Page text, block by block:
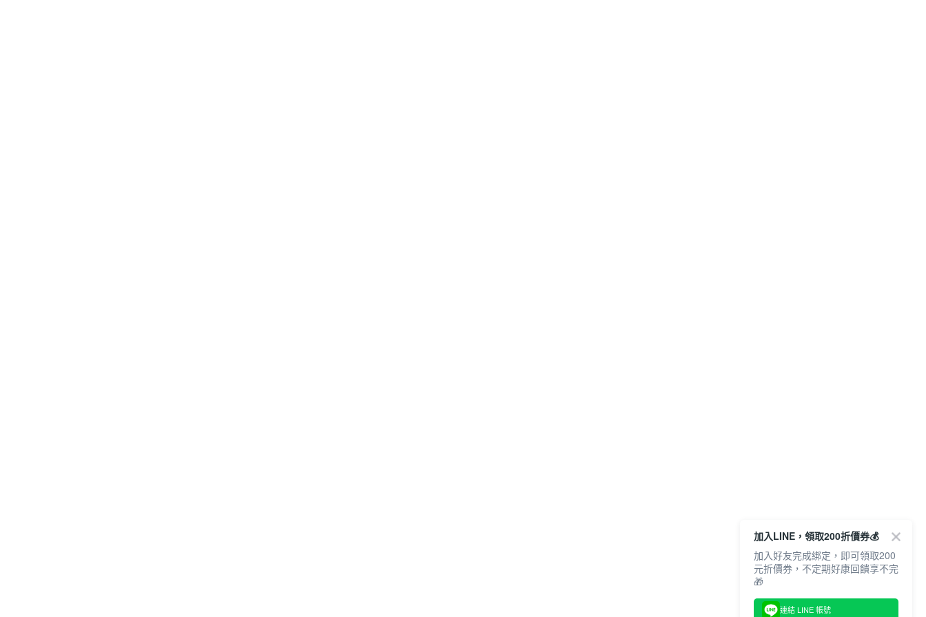
加入LINE，領取200折價券💰
加入好友完成綁定，即可領取200
元折價券，不定期好康回饋享不完
🎁
連結 LINE 帳號